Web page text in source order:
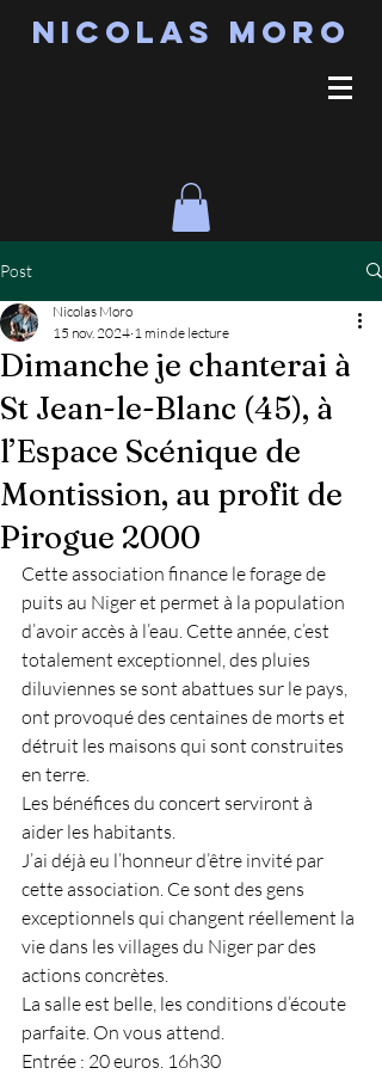
Nicolas MORO
Post
Dimanche je chanterai à
St Jean-le-Blanc (45), à
l’Espace Scénique de
Montission, au profit de
Pirogue 2000
Nicolas Moro
15 nov. 2024 1 min de lecture
Cette association finance le forage de
puits au Niger et permet à la population
d’avoir accès à l’eau. Cette année, c’est
totalement exceptionnel, des pluies
diluviennes se sont abattues sur le pays,
ont provoqué des centaines de morts et
détruit les maisons qui sont construites
en terre.
Les bénéfices du concert serviront à
aider les habitants.
J’ai déjà eu l’honneur d’être invité par
cette association. Ce sont des gens
exceptionnels qui changent réellement la
vie dans les villages du Niger par des
actions concrètes.
La salle est belle, les conditions d’écoute
parfaite. On vous attend.
Entrée : 20 euros. 16h30